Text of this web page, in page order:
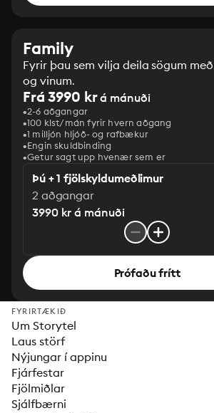
Family
Fyrir þau sem vilja deila sögum
og vinum.
Frá 3990 krá mánuði
2-6 aðgangar
100 klst/mán fyrir hvern aðgang
1 milljón hljóð- og rafbækur
‎Engin skuldbinding
Getur sagt upp hvenær sem er
Þú + 1 fjölskyldumeðlimur
2 aðgangar
3990 kr á mánuði
Prófaðu frítt
FYRIRTÆKIÐ
Um Storytel
Laus störf
Nýjungar í appinu
Fjárfestar
Fjölmiðlar
Sjálfbærni